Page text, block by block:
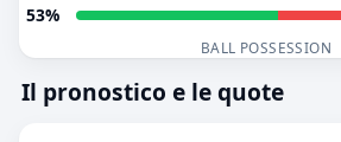
53%
BALL POSSESSION
Il pronostico e le quote